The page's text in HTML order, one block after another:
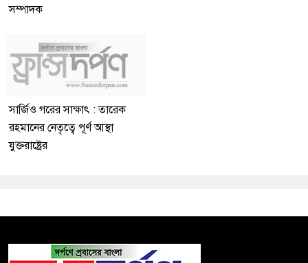
সম্পাদক
সার্জিও গরের সাক্ষাৎ : তারেক
রহমানের নেতৃত্বে পূর্ণ আস্থা
যুক্তরাষ্ট্রের